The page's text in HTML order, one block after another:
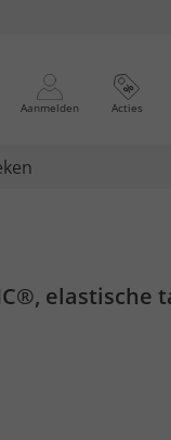
Aanmelden Acties
elastische